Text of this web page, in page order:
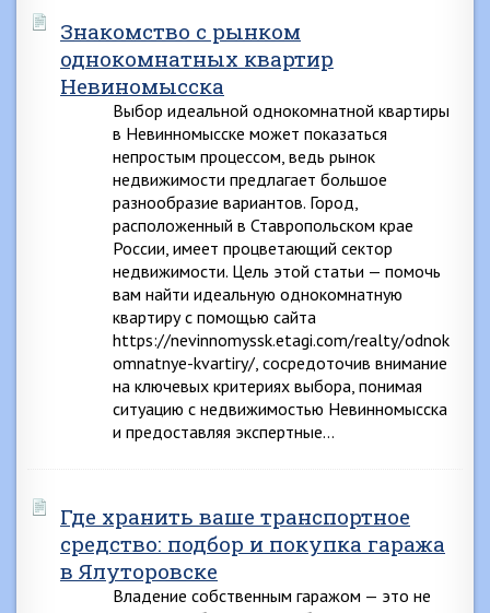
Знакомство с рынком
однокомнатных квартир
Невиномысска
Выбор идеальной однокомнатной квартиры
в Невинномысске может показаться
непростым процессом, ведь рынок
недвижимости предлагает большое
разнообразие вариантов. Город,
расположенный в Ставропольском крае
России, имеет процветающий сектор
недвижимости. Цель этой статьи — помочь
вам найти идеальную однокомнатную
квартиру с помощью сайта
https://nevinnomyssk.etagi.com/realty/odnok
omnatnye-kvartiry/, сосредоточив внимание
на ключевых критериях выбора, понимая
ситуацию с недвижимостью Невинномысска
и предоставляя экспертные…
Где хранить ваше транспортное
средство: подбор и покупка гаража
в Ялуторовске
Владение собственным гаражом — это не